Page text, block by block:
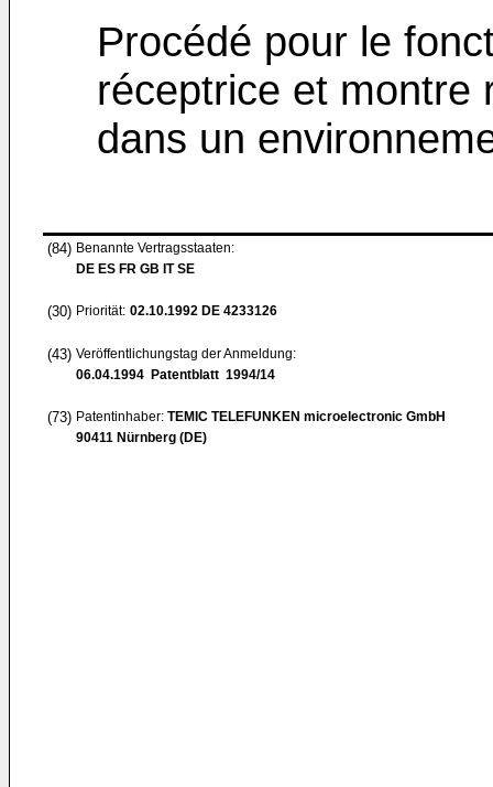
Procédé pour le
réceptrice et montre
dans un
(84) Benannte Vertragsstaaten:
DE ES FR GB IT SE
(30) Priorität: 02.10.1992 DE 4233126
(43) Veröffentlichungstag der Anmeldung:
06.04.1994 Patentblatt 1994/14
(73) Patentinhaber: TEMIC TELEFUNKEN microelectronic GmbH
90411 Nürnberg (DE)